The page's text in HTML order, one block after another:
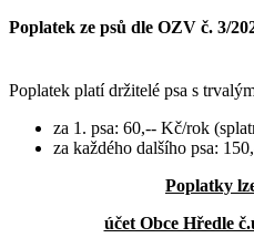
Poplatek ze psů dle OZV č. 3/
Poplatek platí držitelé psa s
za 1. psa: 60,-- Kč/rok
za každého dalšího psa:
Poplatky
účet Obce Hředle